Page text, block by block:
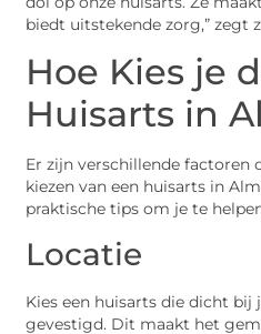
biedt uitstekende zorg,” zegt
Hoe Kies je
Huisarts in
Er zijn verschillende factoren
kiezen van een huisarts in
praktische tips om je te
Locatie
Kies een huisarts die dicht bij
gevestigd. Dit maakt het